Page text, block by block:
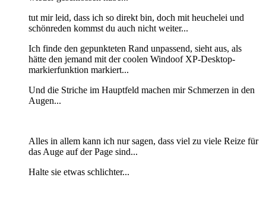
tut mir leid, dass ich so direkt bin, doch mit heuchelei und
schönreden kommst du auch nicht weiter...
Ich finde den gepunkteten Rand unpassend, sieht aus, als
hätte den jemand mit der coolen Windoof XP-Desktop-
markierfunktion markiert...
Und die Striche im Hauptfeld machen mir Schmerzen in den
Augen...
Alles in allem kann ich nur sagen, dass viel zu viele Reize für
das Auge auf der Page sind...
Halte sie etwas schlichter...